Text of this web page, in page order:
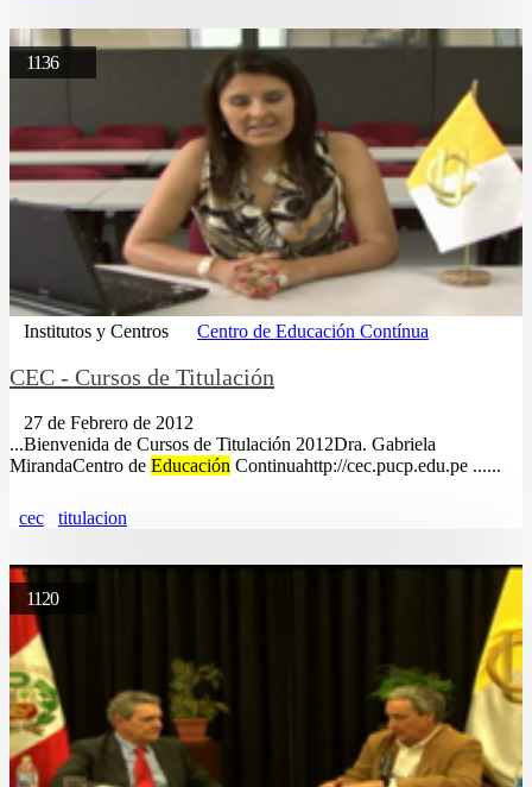
1136
Institutos y Centros Centro de Educación Contínua
CEC - Cursos de Titulación
27 de Febrero de 2012
...Bienvenida de Cursos de Titulación 2012Dra. Gabriela
MirandaCentro de Educación Continuahttp://cec.pucp.edu.pe ......
cec titulacion
1120